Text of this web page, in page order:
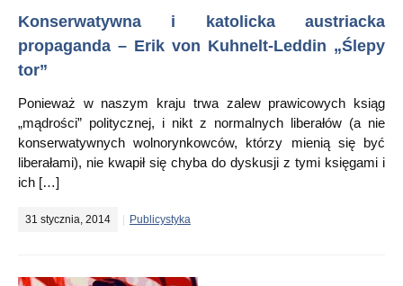
Konserwatywna i katolicka austriacka
propaganda – Erik von Kuhnelt-Leddin „Ślepy
tor”
Ponieważ w naszym kraju trwa zalew prawicowych ksiąg
„mądrości” politycznej, i nikt z normalnych liberałów (a nie
konserwatywnych wolnorynkowców, którzy mienią się być
liberałami), nie kwapił się chyba do dyskusji z tymi księgami i
ich […]
31 stycznia, 2014 Publicystyka